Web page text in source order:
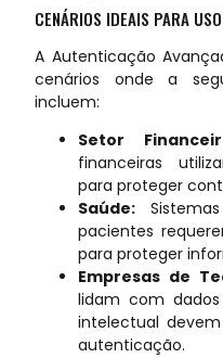
CENÁRIOS IDEAIS PARA
A Autenticação
cenários onde a
incluem:
Setor
financeiras
para proteger
Saúde:
pacientes
para proteger
Empresas de
lidam com
intelectual
autenticação.